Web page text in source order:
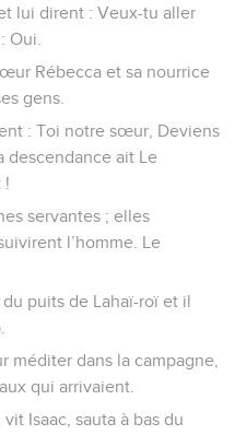
lui dirent : Veux-tu aller
Oui.
Rébecca et sa nourrice
gens.
: Toi notre sœur, Deviens
descendance ait Le
!
servantes ; elles
l’homme. Le
puits de Lahaï-roï et il
méditer dans la campagne,
qui arrivaient.
Isaac, sauta à bas du